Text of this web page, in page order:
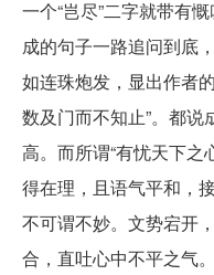
一个“岂尽”二字就带有
成的句子一路追问到底
如连珠炮发，显出作者
数及门而不知止”。都说
高。而所谓“有忧天下之
得在理，且语气平和，
不可谓不妙。文势宕开
合，直吐心中不平之气。